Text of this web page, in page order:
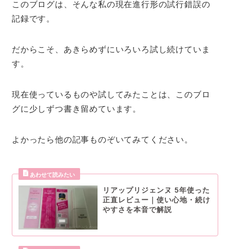
このブログは、そんな私の現在進行形の試行錯誤の
記録です。
だからこそ、あきらめずにいろいろ試し続けていま
す。
現在使っているものや試してみたことは、このブロ
グに少しずつ書き留めています。
よかったら他の記事ものぞいてみてください。
リアップリジェンヌ 5年使った
正直レビュー｜使い心地・続け
やすさを本音で解説